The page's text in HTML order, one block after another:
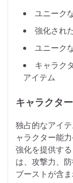
ユニーク
強化され
ユニーク
キャラク
アイテム
キャラクタ
独占的なアイ
ャラクター能
強化を提供す
は、攻撃力、
ブーストが含